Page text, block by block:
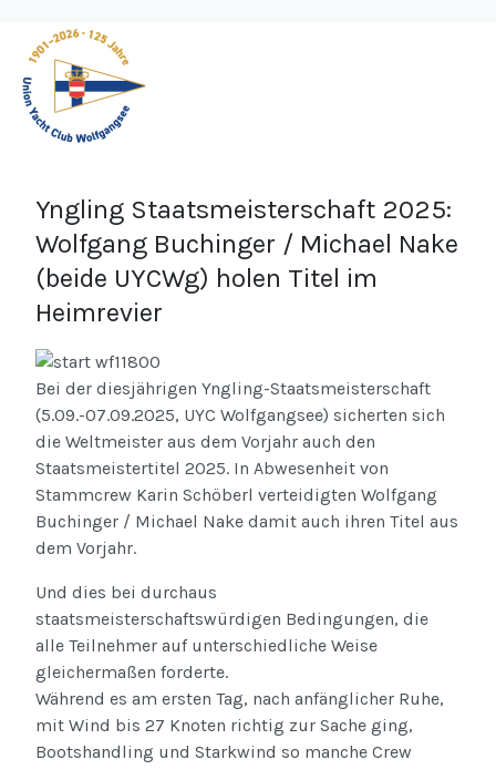
Yngling Staatsmeisterschaft 2025:
Wolfgang Buchinger / Michael Nake
(beide UYCWg) holen Titel im
Heimrevier
Bei der diesjährigen Yngling-Staatsmeisterschaft
(5.09.-07.09.2025, UYC Wolfgangsee) sicherten sich
die Weltmeister aus dem Vorjahr auch den
Staatsmeistertitel 2025. In Abwesenheit von
Stammcrew Karin Schöberl verteidigten Wolfgang
Buchinger / Michael Nake damit auch ihren Titel aus
dem Vorjahr.
Und dies bei durchaus
staatsmeisterschaftswürdigen Bedingungen, die
alle Teilnehmer auf unterschiedliche Weise
gleichermaßen forderte.
Während es am ersten Tag, nach anfänglicher Ruhe,
mit Wind bis 27 Knoten richtig zur Sache ging,
Bootshandling und Starkwind so manche Crew